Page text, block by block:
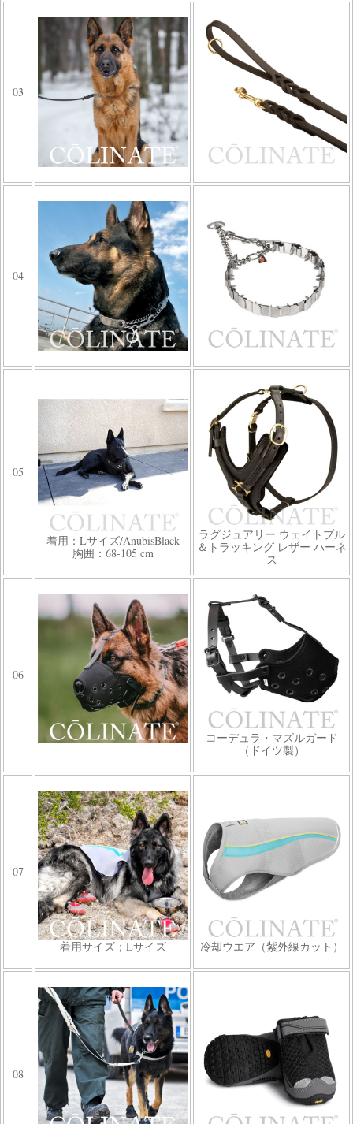
03
04
05
着用：Lサイズ/AnubisBlack
胸囲：68-105 cm
ラグジュアリー ウェイトプル
＆トラッキング レザー ハーネ
ス
06
コーデュラ・マズルガード
（ドイツ製）
07
着用サイズ；Lサイズ 冷却ウエア（紫外線カット）
08